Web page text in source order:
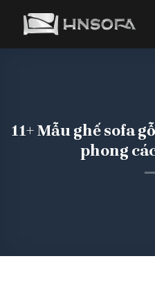
11+ Mẫu ghế sofa
phong